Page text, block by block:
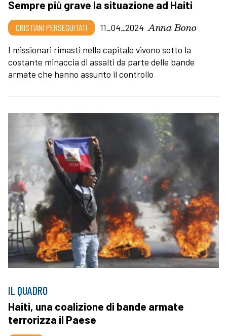
Sempre più grave la situazione ad Haiti
CRISTIANI PERSEGUITATI 11_04_2024 Anna Bono
I missionari rimasti nella capitale vivono sotto la
costante minaccia di assalti da parte delle bande
armate che hanno assunto il controllo
IL QUADRO
Haiti, una coalizione di bande armate
terrorizza il Paese